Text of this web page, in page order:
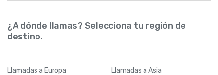
¿A dónde llamas? Selecciona tu región de
destino.
Llamadas a Europa Llamadas a Asia